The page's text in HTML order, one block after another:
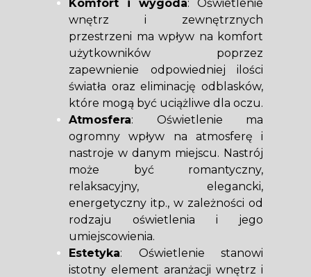
Komfort i wygoda: Oświetlenie
wnętrz i zewnętrznych
przestrzeni ma wpływ na komfort
użytkowników poprzez
zapewnienie odpowiedniej ilości
światła oraz eliminację odblasków,
które mogą być uciążliwe dla oczu.
Atmosfera: Oświetlenie ma
ogromny wpływ na atmosferę i
nastroje w danym miejscu. Nastrój
może być romantyczny,
relaksacyjny, elegancki,
energetyczny itp., w zależności od
rodzaju oświetlenia i jego
umiejscowienia.
Estetyka: Oświetlenie stanowi
istotny element aranżacji wnętrz i